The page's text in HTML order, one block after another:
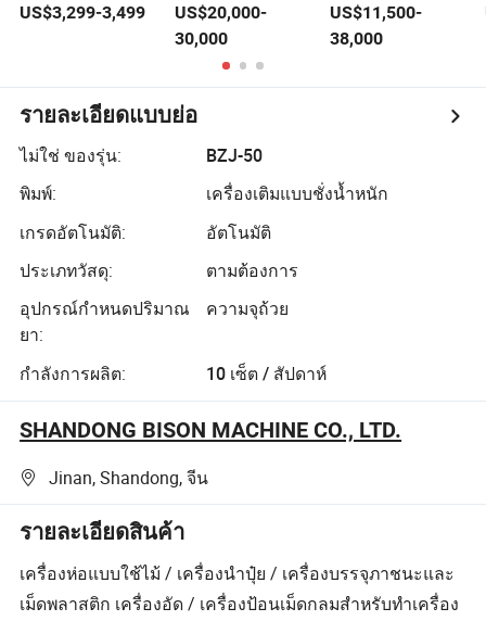
เติมเกลือ Fdf สีดำ
ที่บรรจุในอุปกรณ์
บรรจุหีบห่อสำหรับ
ขวดแบบซอง
US$3,299-3,499
สูงพร้อมเครื่องชั่ง
หลายหัวสำหรับ
50-100 ขนมกรามี่
ชิปส์
US$20,000-
30,000
อัดลม เครื่องดื่ม
พลังงาน โซดา น้ำ
ใน 1 เครื่องบรรจุ
บรรจุภัณฑ์พร้อม
US$11,500-
38,000
รายละเอียดแบบย่อ
ไม่ใช่ ของรุ่น:
BZJ-50
พิมพ์:
เครื่องเติมแบบชั่งน้ำหนัก
เกรดอัตโนมัติ:
อัตโนมัติ
ประเภทวัสดุ:
ตามต้องการ
อุปกรณ์กำหนดปริมาณ
ยา:
ความจุถ้วย
กำลังการผลิต: 10 เซ็ต / สัปดาห์
SHANDONG BISON MACHINE CO., LTD.
Jinan, Shandong, จีน
รายละเอียดสินค้า
เครื่องห่อแบบใช้ไม้ / เครื่องนำปุ๋ย / เครื่องบรรจุภาชนะและ
เม็ดพลาสติก เครื่องอัด / เครื่องป้อนเม็ดกลมสำหรับทำเครื่อง